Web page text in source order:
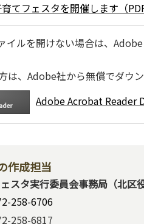
てフェスタを開催します（
イルを開けない場合は、
は、Adobe社から無償でダウン
Adobe Acrobat Reader
作成担当
スタ実行委員会事務局（北区
258-6706
258-6817